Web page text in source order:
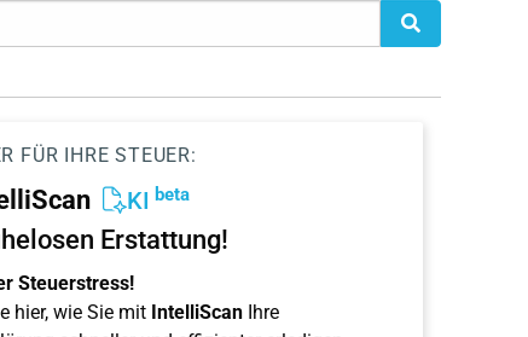
FÜR IHRE STEUER:
KI beta
Erstattung!
Steuerstress!
hier, wie Sie mit IntelliScanIhre